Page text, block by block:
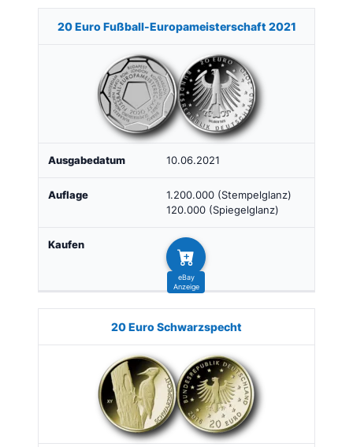
20 Euro Fußball-Europameisterschaft 2021
10.06.2021
1.200.000 (Stempelglanz)
120.000 (Spiegelglanz)
20 Euro Schwarzspecht